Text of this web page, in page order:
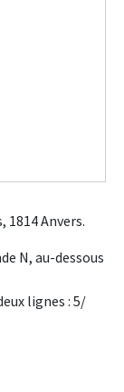
1814 Anvers.
N, au-dessous
lignes : 5/